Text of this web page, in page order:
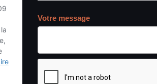
Votre message